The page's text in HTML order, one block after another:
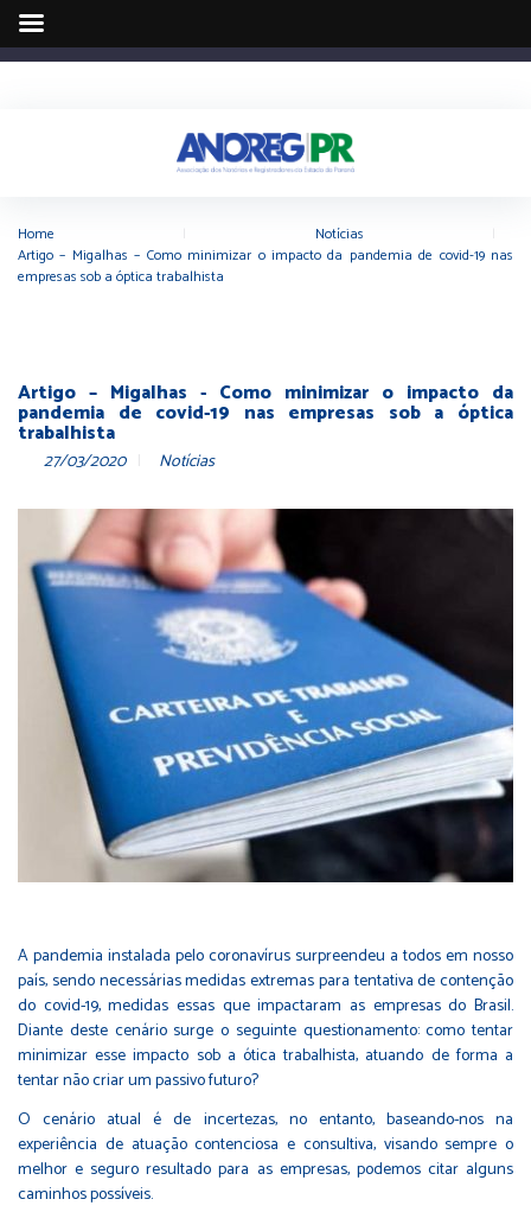
Home Notícias
Artigo – Migalhas – Como minimizar o impacto da pandemia de covid-19 nas
empresas sob a óptica trabalhista
Artigo – Migalhas - Como minimizar o impacto da
pandemia de covid-19 nas empresas sob a óptica
trabalhista
27/03/2020 Notícias
A pandemia instalada pelo coronavírus surpreendeu a todos em nosso
país, sendo necessárias medidas extremas para tentativa de contenção
do covid-19, medidas essas que impactaram as empresas do Brasil.
Diante deste cenário surge o seguinte questionamento: como tentar
minimizar esse impacto sob a ótica trabalhista, atuando de forma a
tentar não criar um passivo futuro?
O cenário atual é de incertezas, no entanto, baseando-nos na
experiência de atuação contenciosa e consultiva, visando sempre o
melhor e seguro resultado para as empresas, podemos citar alguns
caminhos possíveis.